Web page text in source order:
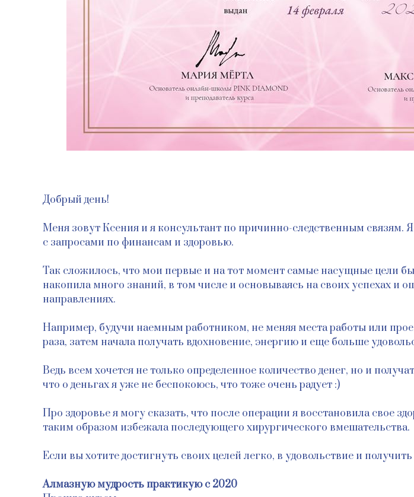
Добрый день!
Меня зовут Ксения и я консультант по причинно-следственным
с запросами по финансам и здоровью.
Так сложилось, что мои первые и на тот момент самые насущные цели
накопила много знаний, в том числе и основываясь на своих успехах и
направлениях.
Например, будучи наемным работником, не меняя места работы или
раза, затем начала получать вдохновение, энергию и еще больше
Ведь всем хочется не только определенное количество денег, но и
что о деньгах я уже не беспокоюсь, что тоже очень радует :)
Про здоровье я могу сказать, что после операции я восстановила свое
таким образом избежала последующего хирургического вмешательства.
Если вы хотите достигнуть своих целей легко, в удовольствие и
Алмазную мудрость практикую с 2020